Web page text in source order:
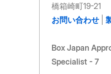
橋箱崎町19-21
お問い合わせ|
Box Japan
Specialist - 7